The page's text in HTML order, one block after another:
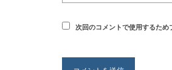
次回のコメントで使用するため